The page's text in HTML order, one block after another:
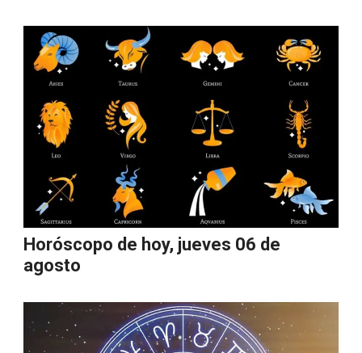
Horóscopo de hoy, jueves 06 de
agosto